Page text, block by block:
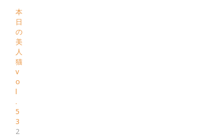
本
日
の
美
人
猫
v
o
l
.
5
3
2